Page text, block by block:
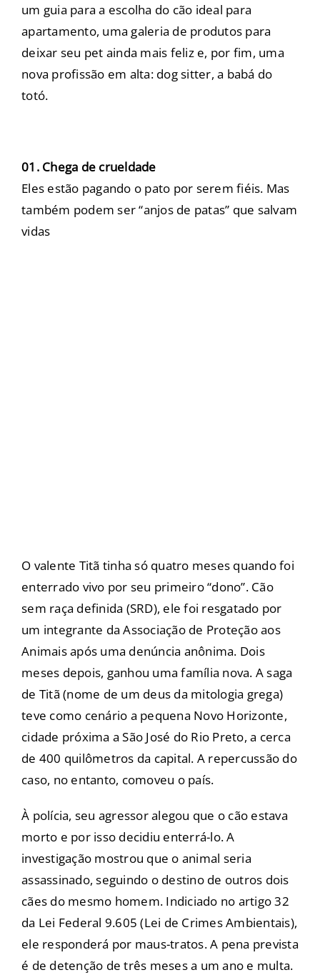
um guia para a escolha do cão ideal para
apartamento, uma galeria de produtos para
deixar seu pet ainda mais feliz e, por fim, uma
nova profissão em alta: dog sitter, a babá do
totó.
01. Chega de crueldade
Eles estão pagando o pato por serem fiéis. Mas
também podem ser “anjos de patas” que salvam
vidas
O valente Titã tinha só quatro meses quando foi
enterrado vivo por seu primeiro “dono”. Cão
sem raça definida (SRD), ele foi resgatado por
um integrante da Associação de Proteção aos
Animais após uma denúncia anônima. Dois
meses depois, ganhou uma família nova. A saga
de Titã (nome de um deus da mitologia grega)
teve como cenário a pequena Novo Horizonte,
cidade próxima a São José do Rio Preto, a cerca
de 400 quilômetros da capital. A repercussão do
caso, no entanto, comoveu o país.
À polícia, seu agressor alegou que o cão estava
morto e por isso decidiu enterrá-lo. A
investigação mostrou que o animal seria
assassinado, seguindo o destino de outros dois
cães do mesmo homem. Indiciado no artigo 32
da Lei Federal 9.605 (Lei de Crimes Ambientais),
ele responderá por maus-tratos. A pena prevista
é de detenção de três meses a um ano e multa.